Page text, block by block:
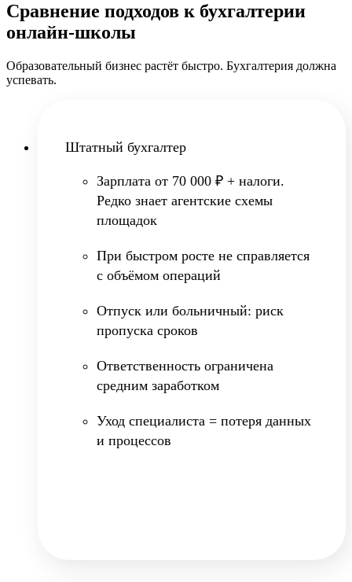
Сравнение подходов к бухгалтерии
онлайн-школы
Образовательный бизнес растёт быстро. Бухгалтерия должна
успевать.
Штатный бухгалтер
Зарплата от 70 000 ₽ + налоги.
Редко знает агентские схемы
площадок
При быстром росте не справляется
с объёмом операций
Отпуск или больничный: риск
пропуска сроков
Ответственность ограничена
средним заработком
Уход специалиста = потеря данных
и процессов